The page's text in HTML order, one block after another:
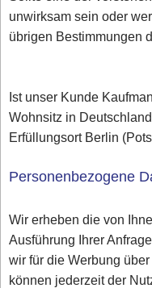
unwirksam sein oder
übrigen Bestimmungen
Ist unser Kunde
Wohnsitz in
Erfüllungsort Berlin
Personenbezogene
Wir erheben die von
Ausführung Ihrer
wir für die Werbung
können jederzeit der